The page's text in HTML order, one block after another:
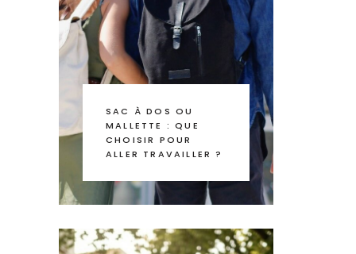
SAC À DOS OU
MALLETTE : QUE
CHOISIR POUR
ALLER TRAVAILLER ?